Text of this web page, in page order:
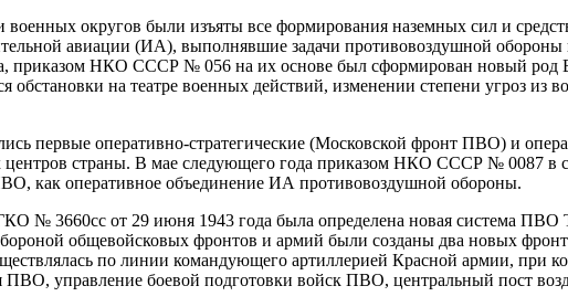
округов были изъяты все формирования наземных сил и
авиации (ИА), выполнявшие задачи противовоздушной обороны
приказом НКО СССР № 056 на их основе был сформирован новый род
на театре военных действий, изменении степени угроз из
первые оперативно-стратегические (Московской фронт ПВО) и
страны. В мае следующего года приказом НКО СССР № 0087 в
как оперативное объединение ИА противовоздушной обороны.
№ 3660сс от 29 июня 1943 года была определена новая система
общевойсковых фронтов и армий были созданы два новых
по линии командующего артиллерией Красной армии, при
ПВО, управление боевой подготовки войск ПВО, центральный пост